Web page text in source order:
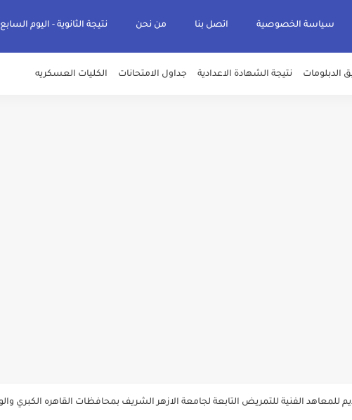
سياسة الخصوصية اتصل بنا من نحن نتيجة الثانوية - اليوم السابع
الدبلومات نتيجة الشهادة الاعدادية جداول الامتحانات الكليات العسكريه
الإثنين.. و«أولى تنسيق» الثلاثاء مؤشرات انخفاض الحد الأدنى للقطاع الطبي 1% - باستثناء «البشرى»